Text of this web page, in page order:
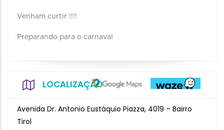
Venham curtir !!!!
Preparando para o carnaval
LOCALIZAÇÃO
Avenida Dr. Antonio Eustáquio Piazza, 4019 – Bairro
Tirol